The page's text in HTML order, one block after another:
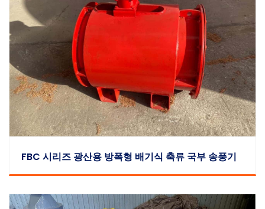
FBC 시리즈 광산용 방폭형 배기식 축류 국부 송풍기